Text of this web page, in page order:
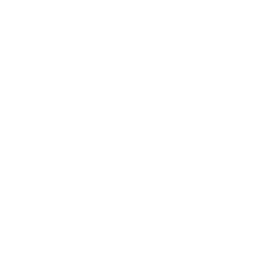
Arasa. Leia nossos conteúdos!
Arasa. Leia nossos conteúdos!